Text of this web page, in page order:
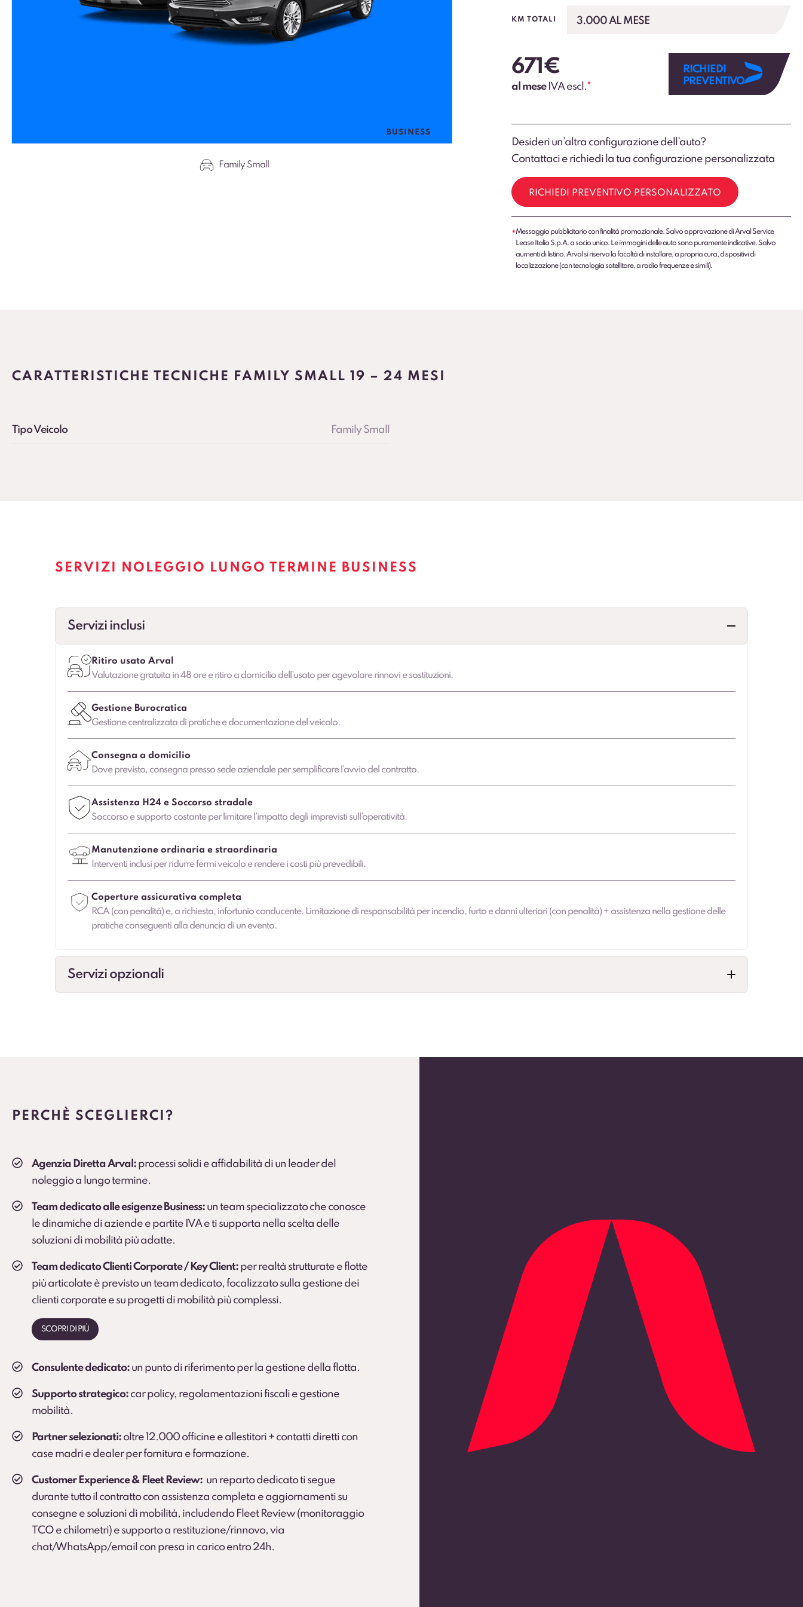
BUSINESS
Family Small
KM TOTALI 3.000 AL MESE
671 €
al mese IVA escl.*
RICHIEDI
PREVENTIVO
Desideri un’altra configurazione dell’auto?
Contattaci e richiedi la tua configurazione personalizzata
RICHIEDI PREVENTIVO PERSONALIZZATO
*Messaggio pubblicitario con finalità promozionale. Salvo approvazione di Arval Service
Lease Italia S.p.A. a socio unico. Le immagini delle auto sono puramente indicative. Salvo
aumenti di listino. Arval si riserva la facoltà di installare, a propria cura, dispositivi di
localizzazione (con tecnologia satellitare, a radio frequenze e simili).
CARATTERISTICHE TECNICHE FAMILY SMALL 19 – 24 MESI
Tipo Veicolo Family Small
SERVIZI NOLEGGIO LUNGO TERMINE BUSINESS
Servizi inclusi
Ritiro usato Arval
Valutazione gratuita in 48 ore e ritiro a domicilio dell’usato per agevolare rinnovi e sostituzioni.
Gestione Burocratica
Gestione centralizzata di pratiche e documentazione del veicolo.
Consegna a domicilio
Dove previsto, consegna presso sede aziendale per semplificare l’avvio del contratto.
Assistenza H24 e Soccorso stradale
Soccorso e supporto costante per limitare l’impatto degli imprevisti sull’operatività.
Manutenzione ordinaria e straordinaria
Interventi inclusi per ridurre fermi veicolo e rendere i costi più prevedibili.
Coperture assicurativa completa
RCA (con penalità) e, a richiesta, infortunio conducente. Limitazione di responsabilità per incendio, furto e danni ulteriori (con penalità) + assistenza nella gestione delle
pratiche conseguenti alla denuncia di un evento.
Servizi opzionali
PERCHÈ SCEGLIERCI?
Agenzia Diretta Arval: processi solidi e affidabilità di un leader del
noleggio a lungo termine.
Team dedicato alle esigenze Business: un team specializzato che conosce
le dinamiche di aziende e partite IVA e ti supporta nella scelta delle
soluzioni di mobilità più adatte.
Team dedicato Clienti Corporate / Key Client: per realtà strutturate e flotte
più articolate è previsto un team dedicato, focalizzato sulla gestione dei
clienti corporate e su progetti di mobilità più complessi.
SCOPRI DI PIÙ
Consulente dedicato: un punto di riferimento per la gestione della flotta.
Supporto strategico: car policy, regolamentazioni fiscali e gestione
mobilità.
Partner selezionati: oltre 12.000 officine e allestitori + contatti diretti con
case madri e dealer per fornitura e formazione.
Customer Experience & Fleet Review: un reparto dedicato ti segue
durante tutto il contratto con assistenza completa e aggiornamenti su
consegne e soluzioni di mobilità, includendo Fleet Review (monitoraggio
TCO e chilometri) e supporto a restituzione/rinnovo, via
chat/WhatsApp/email con presa in carico entro 24h.